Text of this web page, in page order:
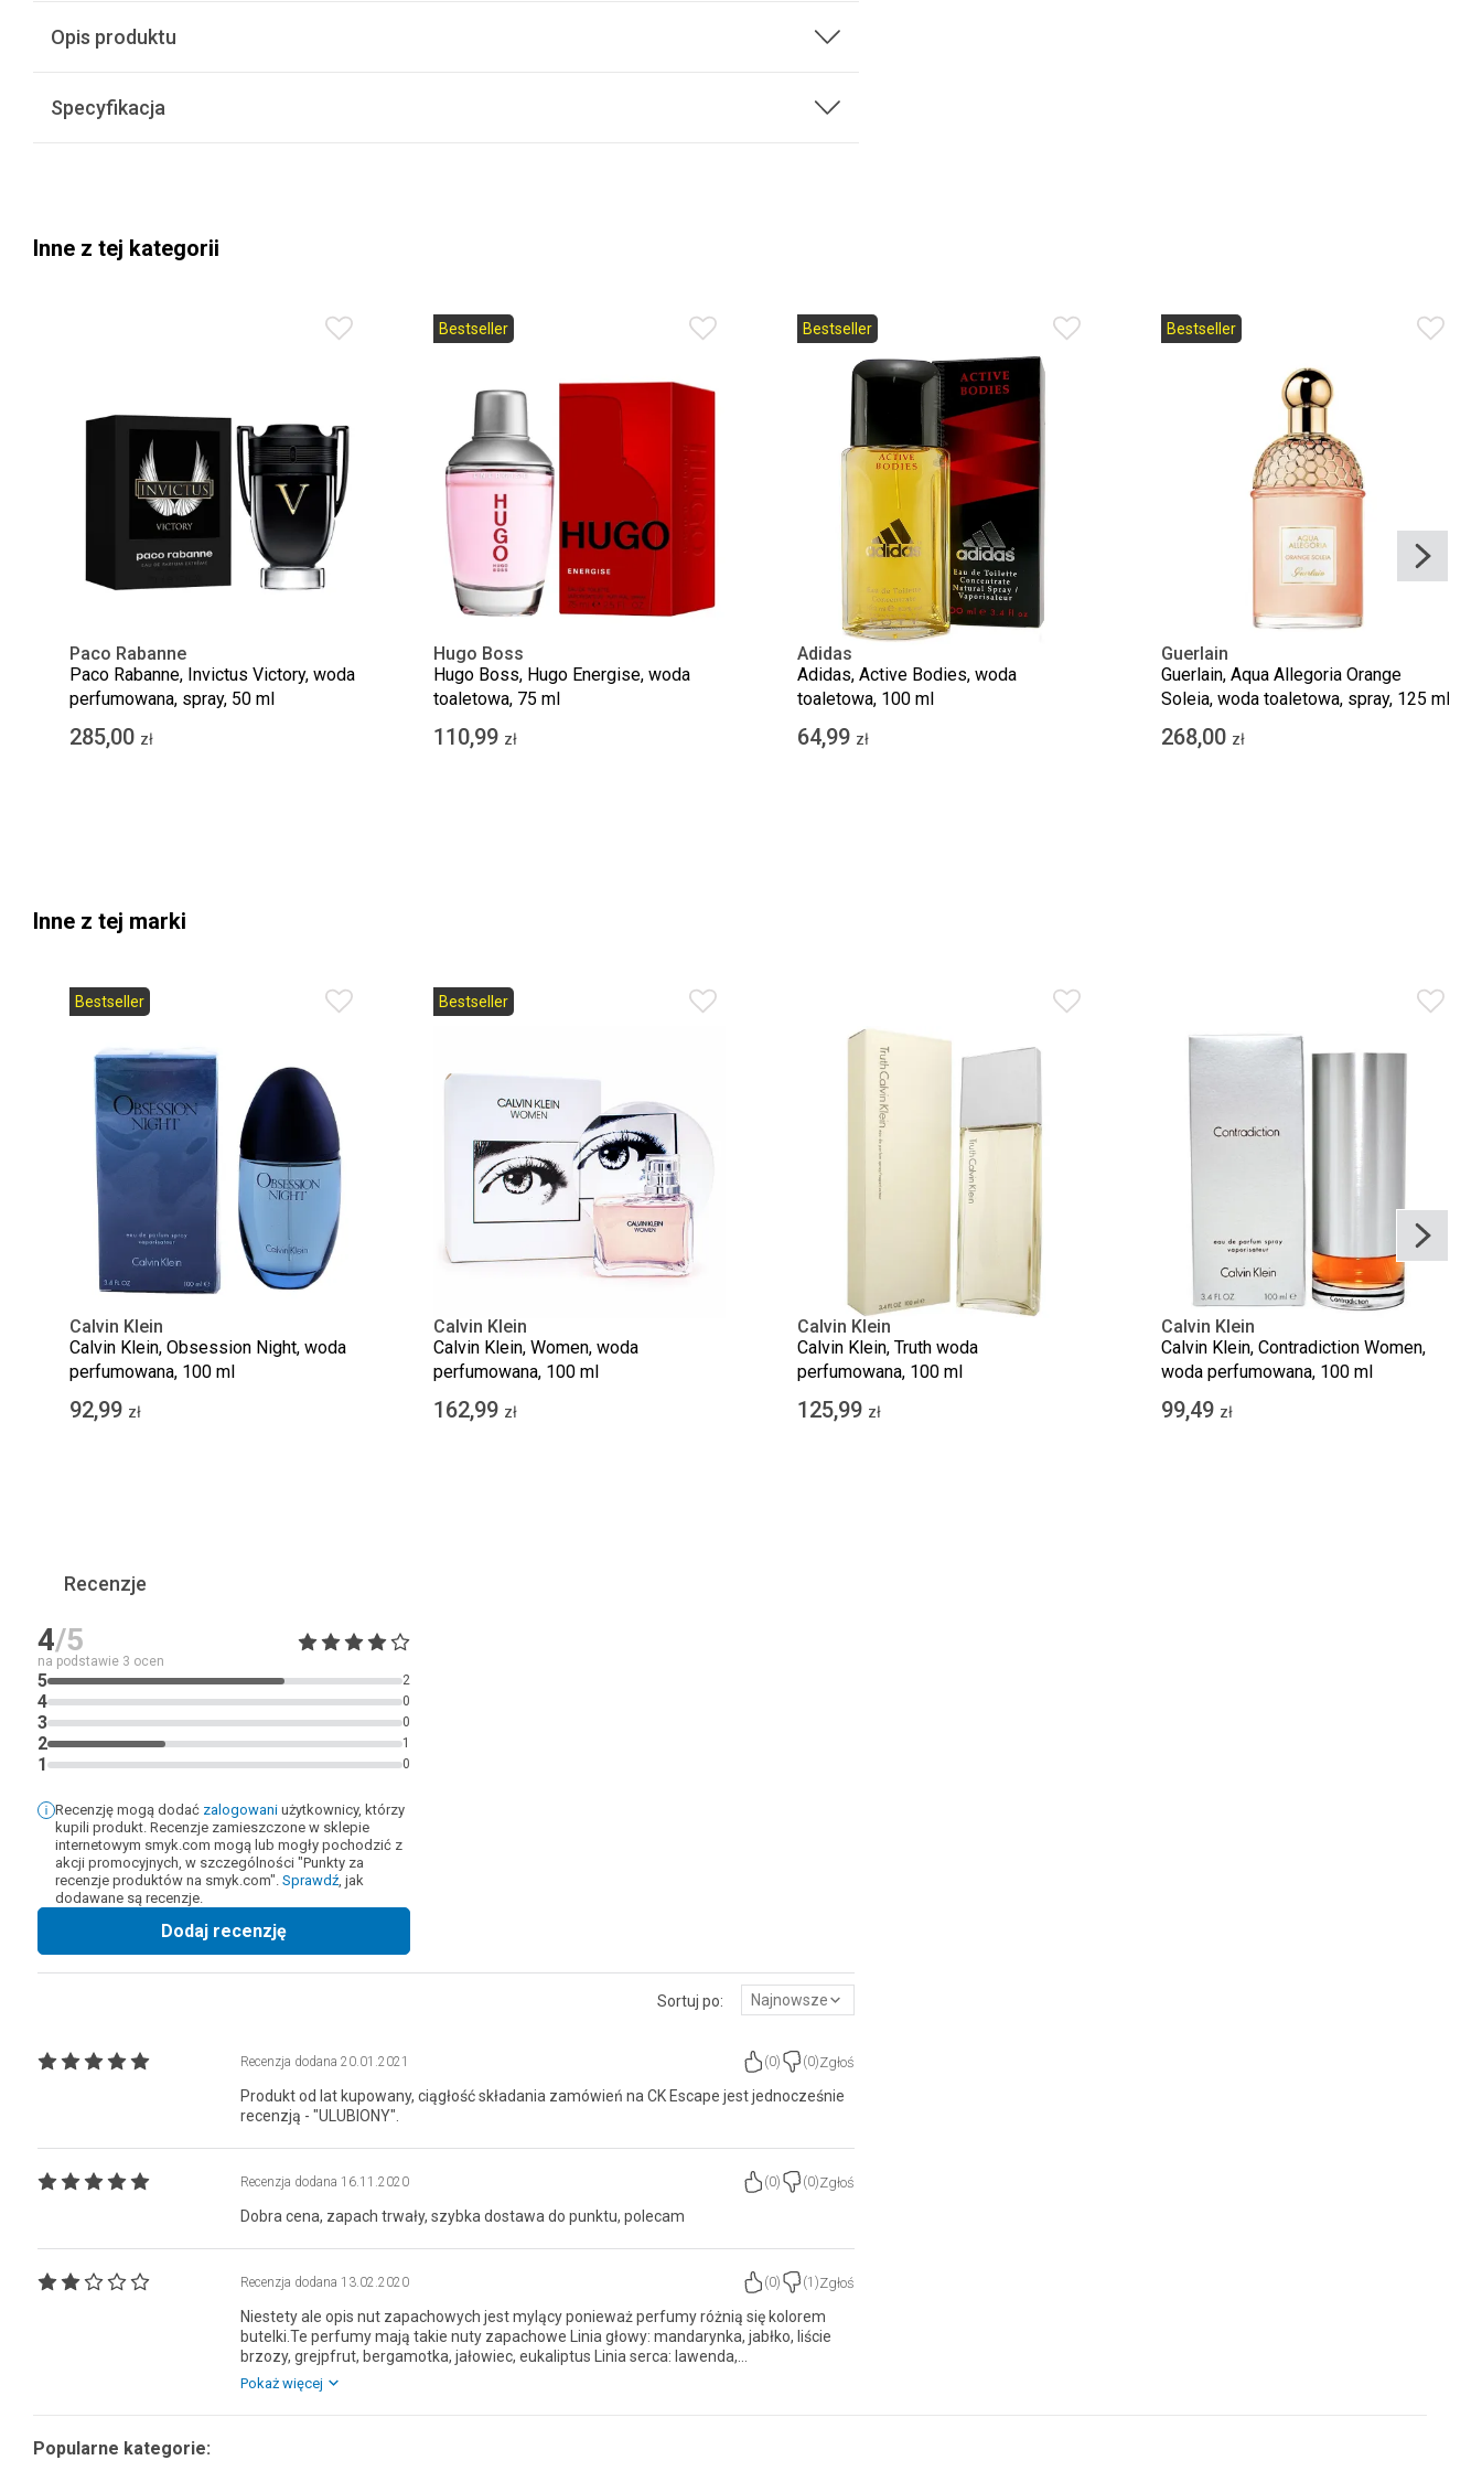
Opis produktu
Specyfikacja
Inne z tej kategorii
Paco Rabanne
Paco Rabanne, Invictus Victory, woda
perfumowana, spray, 50 ml
285,00 zł
Bestseller
Hugo Boss
Hugo Boss, Hugo Energise, woda
toaletowa, 75 ml
110,99 zł
Bestseller
Adidas
Adidas, Active Bodies, woda
toaletowa, 100 ml
64,99 zł
Bestseller
Guerlain
Guerlain, Aqua Allegoria Orange
Soleia, woda toaletowa, spray, 125 ml
268,00 zł
Inne z tej marki
Bestseller
Calvin Klein
Calvin Klein, Obsession Night, woda
perfumowana, 100 ml
92,99 zł
Bestseller
Calvin Klein
Calvin Klein, Women, woda
perfumowana, 100 ml
162,99 zł
Calvin Klein
Calvin Klein, Truth woda
perfumowana, 100 ml
125,99 zł
Calvin Klein
Calvin Klein, Contradiction Women,
woda perfumowana, 100 ml
99,49 zł
Recenzje
4/5
na podstawie 3 ocen
5 2
4 0
3 0
2 1
1 0
Recenzję mogą dodać zalogowani użytkownicy, którzy
kupili produkt. Recenzje zamieszczone w sklepie
internetowym smyk.com mogą lub mogły pochodzić z
akcji promocyjnych, w szczególności "Punkty za
recenzje produktów na smyk.com". Sprawdź, jak
dodawane są recenzje.
Dodaj recenzję
Sortuj po: Najnowsze
Recenzja dodana 20.01.2021 (0) (0)Zgłoś
Produkt od lat kupowany, ciągłość składania zamówień na CK Escape jest jednocześnie
recenzją - "ULUBIONY".
Recenzja dodana 16.11.2020 (0) (0)Zgłoś
Dobra cena, zapach trwały, szybka dostawa do punktu, polecam
Recenzja dodana 13.02.2020 (0) (1 )Zgłoś
Niestety ale opis nut zapachowych jest mylący ponieważ perfumy różnią się kolorem
butelki.Te perfumy mają takie nuty zapachowe Linia głowy: mandarynka, jabłko, liście
brzozy, grejpfrut, bergamotka, jałowiec, eukaliptus Linia serca: lawenda,
śliwka,brzoskwinia, szałwia, rozmaryn, cyprys Linia podstawy: drzewo różane, paczula,
wetyweria, mech dębu, drzewo sandałowe A w opisie są podane nuty zapachowe dla
Pokaż więcej
Popularne kategorie: